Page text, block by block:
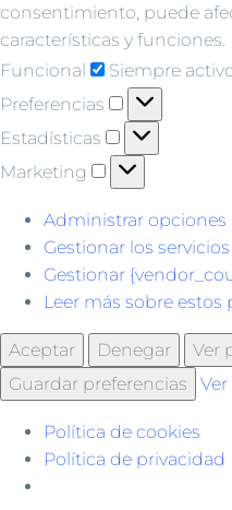
consentimiento, puede
características y funciones.
Funcional
Funcional
Siempre
Preferencias
Preferencias
Estadísticas
Estadísticas
Marketing
Marketing
Administrar opciones
Gestionar los servicios
Gestionar
Leer más sobre estos
Aceptar Denegar
Ver
Guardar preferencias
Política de cookies
Política de privacidad